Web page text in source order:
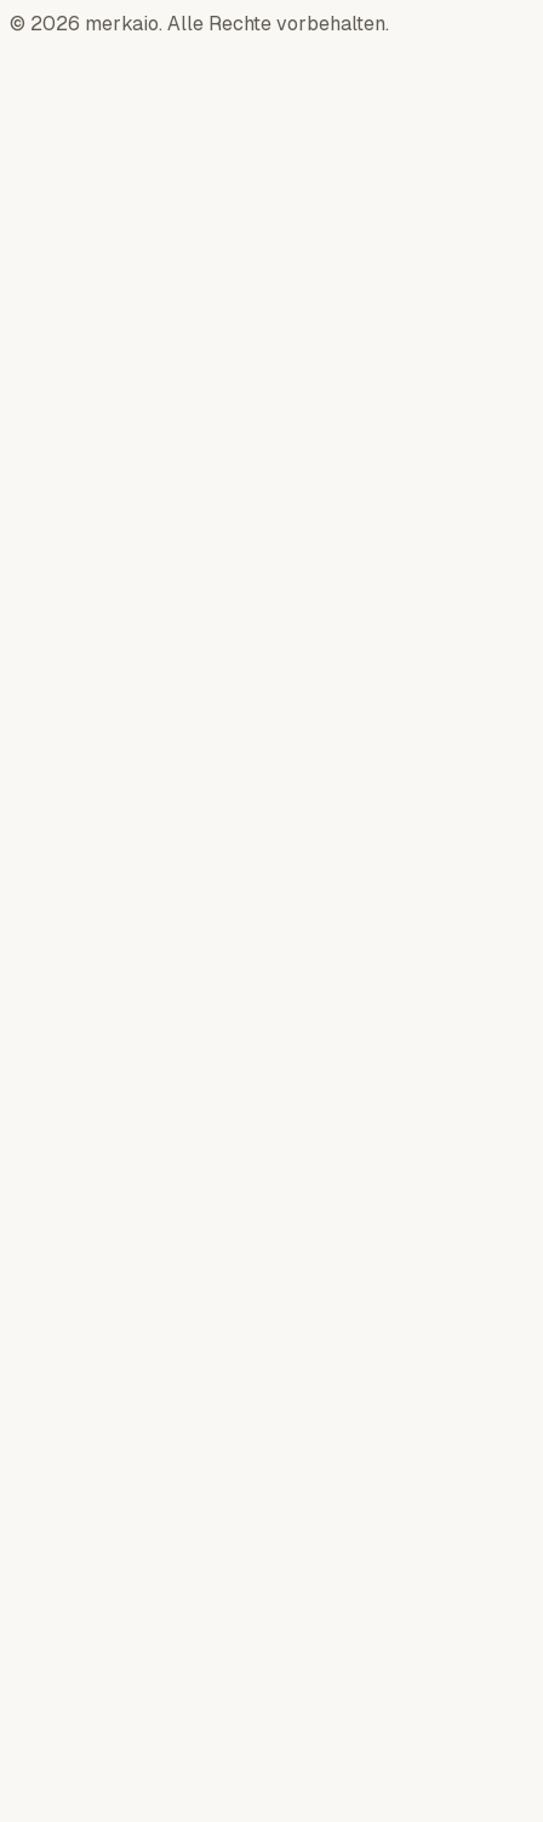
© 2026 merkaio. Alle Rechte vorbehalten.